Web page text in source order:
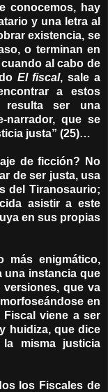
conocemos, hay
y una letra al
existencia, se
o terminan en
al cabo de
El fiscal, sale a
a estos
ser una
narrador, que se
justa” (25)…
de ficción? No
de ser justa, usa
del Tiranosaurio;
asistir a este
en sus propias
más enigmático,
una instancia que
que va
en
viene a ser
huidiza, que dice
misma justicia
los Fiscales de